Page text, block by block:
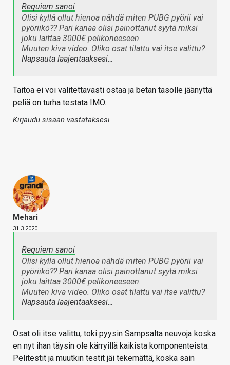
Requiem sanoi
Olisi kyllä ollut hienoa nähdä miten PUBG pyörii vai
pyöriikö?? Pari kanaa olisi painottanut syytä miksi
joku laittaa 3000€ pelikoneeseen.
Muuten kiva video. Oliko osat tilattu vai itse valittu?
Napsauta laajentaaksesi…
Taitoa ei voi valitettavasti ostaa ja betan tasolle jäänyttä
peliä on turha testata IMO.
Kirjaudu sisään vastataksesi
Mehari
31.3.2020
Requiem sanoi
Olisi kyllä ollut hienoa nähdä miten PUBG pyörii vai
pyöriikö?? Pari kanaa olisi painottanut syytä miksi
joku laittaa 3000€ pelikoneeseen.
Muuten kiva video. Oliko osat tilattu vai itse valittu?
Napsauta laajentaaksesi…
Osat oli itse valittu, toki pyysin Sampsalta neuvoja koska
en nyt ihan täysin ole kärryillä kaikista komponenteista.
Pelitestit ja muutkin testit jäi tekemättä, koska sain